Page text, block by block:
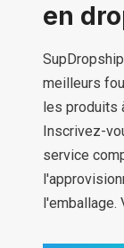
en
meilleurs
les produits
Inscrivez-
service
l'emballage.